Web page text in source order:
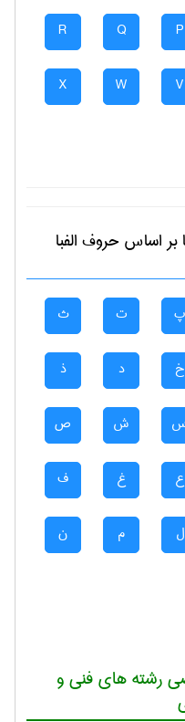
P
Q
R
V
W
X
بر اساس حروف الفبا
پ ت ث
خ د ذ
ش ص
ع غ ف
ل م ن
رشته های فنی و